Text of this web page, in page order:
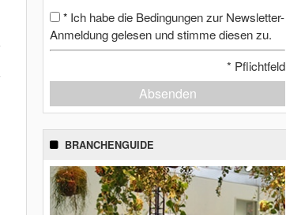
* Ich habe die Bedingungen zur Newsletter-
Anmeldung gelesen und stimme diesen zu.
* Pflichtfeld
Absenden
BRANCHENGUIDE